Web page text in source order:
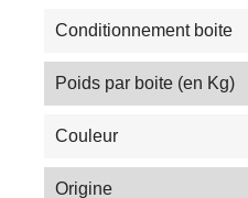
Conditionnement boite
Poids par boite (en Kg)
Couleur
Origine